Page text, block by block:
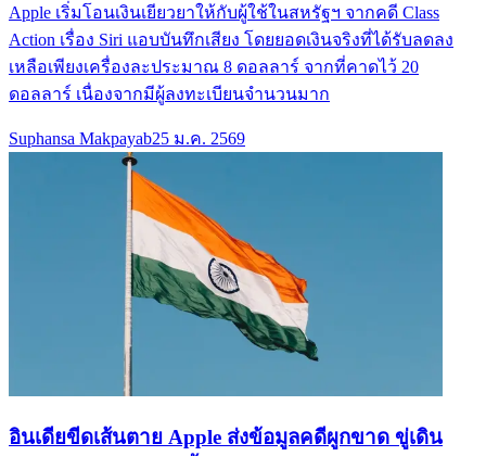
Apple เริ่มโอนเงินเยียวยาให้กับผู้ใช้ในสหรัฐฯ จากคดี Class
Action เรื่อง Siri แอบบันทึกเสียง โดยยอดเงินจริงที่ได้รับลดลง
เหลือเพียงเครื่องละประมาณ 8 ดอลลาร์ จากที่คาดไว้ 20
ดอลลาร์ เนื่องจากมีผู้ลงทะเบียนจำนวนมาก
Suphansa Makpayab25 ม.ค. 2569
อินเดียขีดเส้นตาย Apple ส่งข้อมูลคดีผูกขาด ขู่เดิน